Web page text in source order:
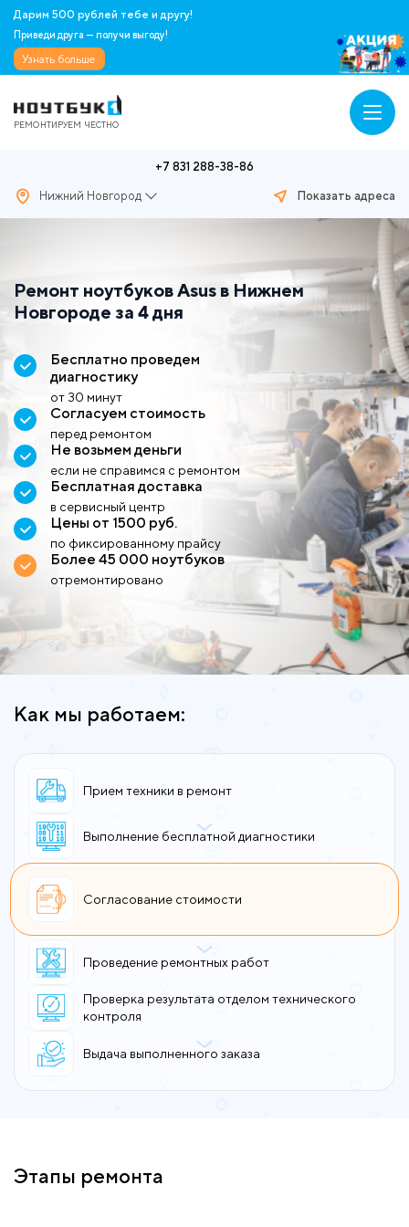
Дарим 500 рублей тебе и другу!
Приведи друга — получи выгоду!
Узнать больше
РЕМОНТИРУЕМ ЧЕСТНО
+7 831 288-38-86
Нижний Новгород Показать адреса
Ремонт ноутбуков Asus в Нижнем
Новгороде за 4 дня
Бесплатно проведем
диагностику
от 30 минут
Согласуем стоимость
перед ремонтом
Не возьмем деньги
если не справимся с ремонтом
Бесплатная доставка
в сервисный центр
Цены от 1500 руб.
по фиксированному прайсу
Более 45 000 ноутбуков
отремонтировано
Как мы работаем:
Прием техники в ремонт
Выполнение бесплатной диагностики
Согласование стоимости
Проведение ремонтных работ
Проверка результата отделом технического
контроля
Выдача выполненного заказа
Этапы ремонта